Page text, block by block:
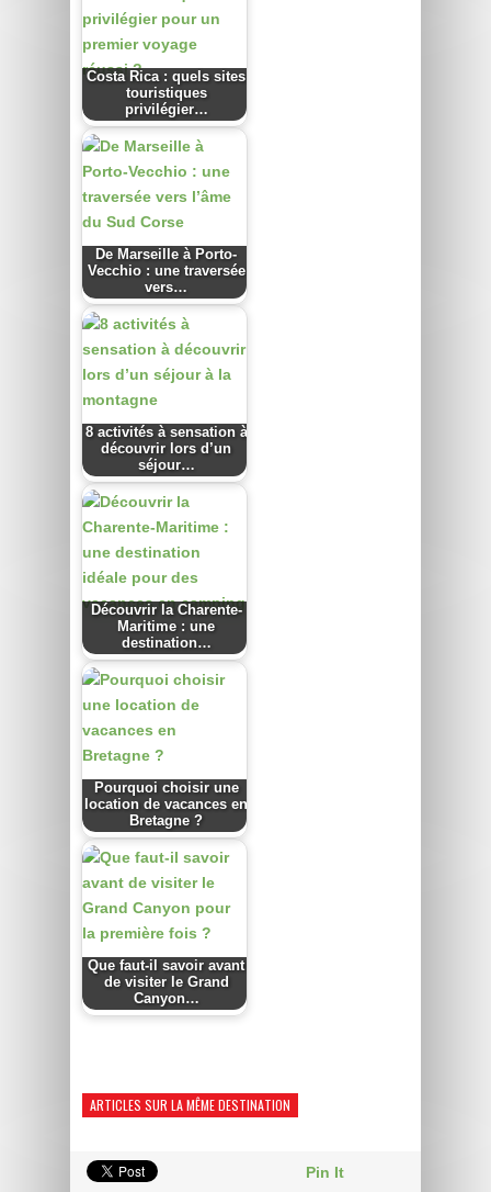
Costa Rica : quels sites
touristiques
privilégier…
De Marseille à Porto-
Vecchio : une traversée
vers…
8 activités à sensation à
découvrir lors d’un
séjour…
Découvrir la Charente-
Maritime : une
destination…
Pourquoi choisir une
location de vacances en
Bretagne ?
Que faut-il savoir avant
de visiter le Grand
Canyon…
ARTICLES SUR LA MÊME DESTINATION
Pin It